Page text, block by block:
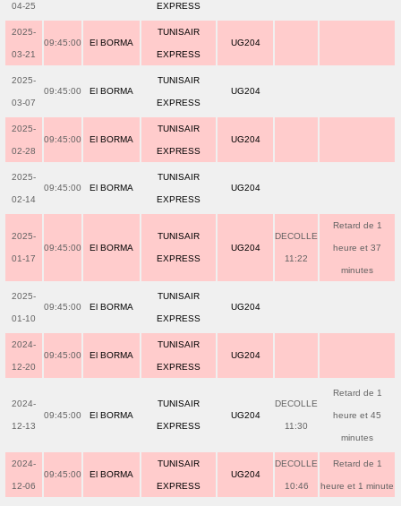
04-25 EXPRESS
2025-
03-21
09:45:00 El BORMA
TUNISAIR
EXPRESS
UG204
2025-
03-07
09:45:00 El BORMA
TUNISAIR
EXPRESS
UG204
2025-
02-28
09:45:00 El BORMA
TUNISAIR
EXPRESS
UG204
2025-
02-14
09:45:00 El BORMA
TUNISAIR
EXPRESS
UG204
2025-
01-17
09:45:00 El BORMA
TUNISAIR
EXPRESS
UG204
DECOLLE
11:22
Retard de 1
heure et 37
minutes
2025-
01-10
09:45:00 El BORMA
TUNISAIR
EXPRESS
UG204
2024-
12-20
09:45:00 El BORMA
TUNISAIR
EXPRESS
UG204
2024-
12-13
09:45:00 El BORMA
TUNISAIR
EXPRESS
UG204
DECOLLE
11:30
Retard de 1
heure et 45
minutes
2024-
12-06
09:45:00 El BORMA
TUNISAIR
EXPRESS
UG204
DECOLLE
10:46
Retard de 1
heure et 1 minute